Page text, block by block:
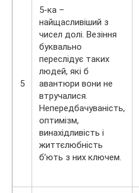
5
5-ка –
найщасливіший з
чисел долі. Везіння
буквально
переслідує таких
людей, які б
авантюри вони не
втручалися.
Непередбачуваність,
оптимізм,
винахідливість і
життєлюбність
б’ють з них ключем.